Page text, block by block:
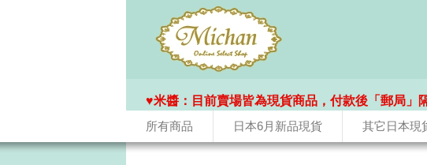
所有商品 日本6月新品現貨 其它日本現
♥️米醬：目前賣場皆為現貨商品，付款後「郵局」